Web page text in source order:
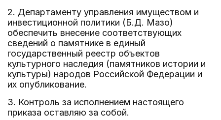
2. Департаменту управления имуществом и
инвестиционной политики (Б.Д. Мазо)
обеспечить внесение соответствующих
сведений о памятнике в единый
государственный реестр объектов
культурного наследия (памятников истории и
культуры) народов Российской Федерации и
их опубликование.
3. Контроль за исполнением настоящего
приказа оставляю за собой.